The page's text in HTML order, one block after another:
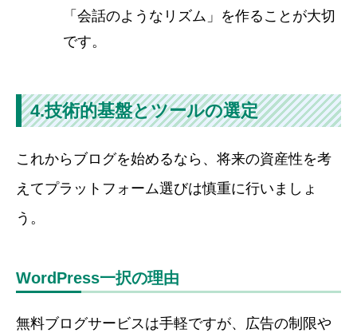
「会話のようなリズム」を作ることが大切
です。
4.技術的基盤とツールの選定
これからブログを始めるなら、将来の資産性を考
えてプラットフォーム選びは慎重に行いましょ
う。
WordPress一択の理由
無料ブログサービスは手軽ですが、広告の制限や